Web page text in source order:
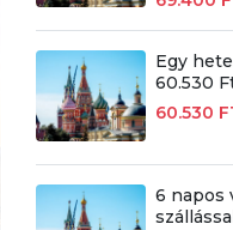
Egy
60.530
60.530
6 napos